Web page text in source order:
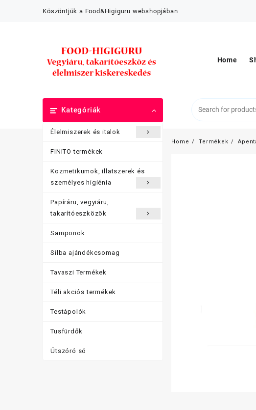
Köszöntjük a Food&Higiguru webshopjában
Home
Kategóriák
Élelmiszerek és italok
FINITO termékek
Kozmetikumok, illatszerek és
személyes higiénia
Papíráru, vegyiáru,
takarítóeszközök
Samponok
Silba ajándékcsomag
Tavaszi Termékek
Téli akciós termékek
Testápolók
Tusfürdők
Útszóró só
Home Termékek